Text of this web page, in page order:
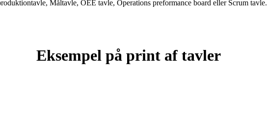
Måltavle, OEE tavle, Operations preformance board eller Scrum tavle.
Eksempel på print af tavler